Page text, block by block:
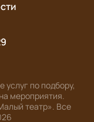
по подбору,
мероприятия.
театр». Все